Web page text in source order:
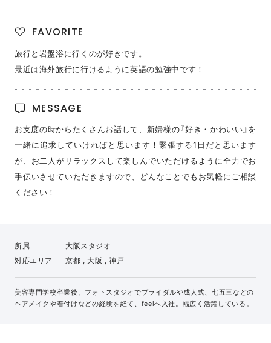
FAVORITE
旅行と岩盤浴に行くのが好きです。
最近は海外旅行に行けるように英語の勉強中です！
MESSAGE
お支度の時からたくさんお話して、新婦様の『好き・かわいい』を
一緒に追求していければと思います！緊張する1日だと思います
が、お二人がリラックスして楽しんでいただけるように全力でお
手伝いさせていただきますので、どんなことでもお気軽にご相談
ください！
所属
大阪スタジオ
対応エリア
京都 , 大阪 , 神戸
美容専門学校卒業後、フォトスタジオでブライダルや成人式、七五三などの
ヘアメイクや着付けなどの経験を経て、feelへ入社。幅広く活躍している。